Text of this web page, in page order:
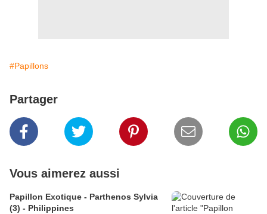
#Papillons
Partager
Vous aimerez aussi
Papillon Exotique - Parthenos Sylvia
(3) - Philippines